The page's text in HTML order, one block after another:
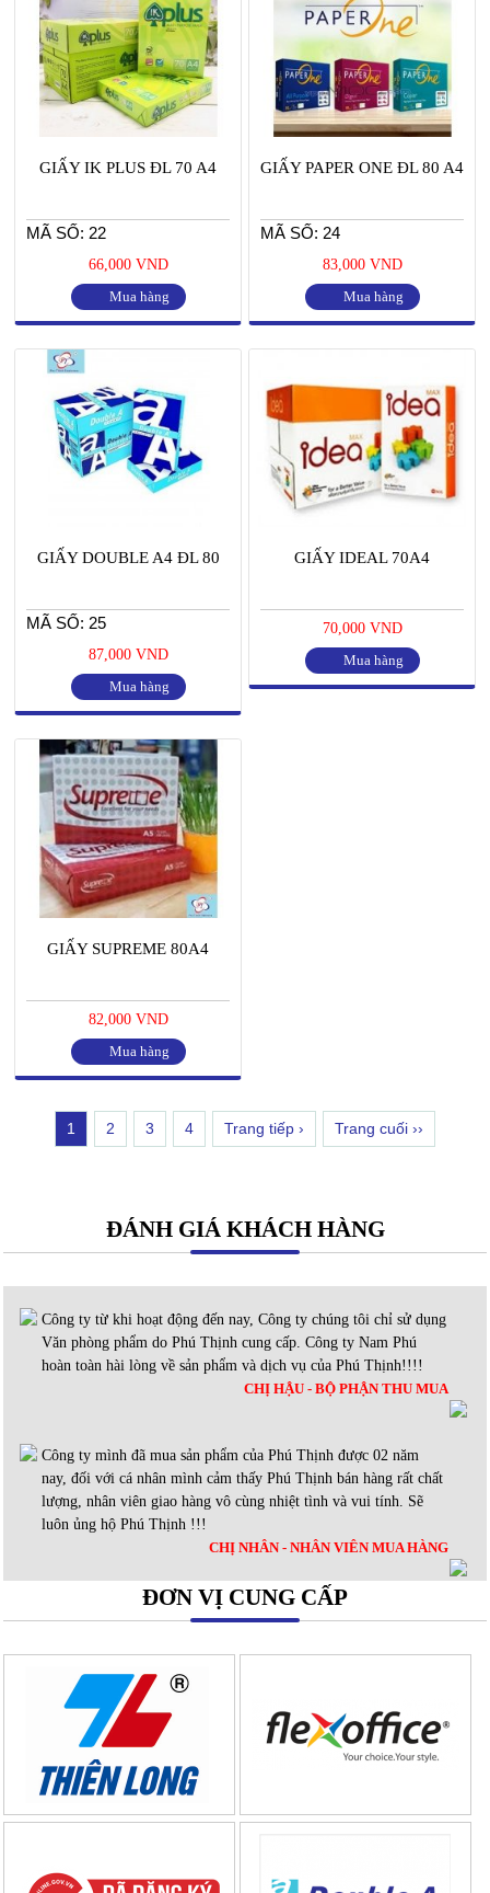
GIẤY IK PLUS ĐL 70 A4
MÃ SỐ: 22
66,000 VND
Mua hàng
GIẤY PAPER ONE ĐL 80 A4
MÃ SỐ: 24
83,000 VND
Mua hàng
GIẤY DOUBLE A4 ĐL 80
MÃ SỐ: 25
87,000 VND
Mua hàng
GIẤY IDEAL 70A4
70,000 VND
Mua hàng
GIẤY SUPREME 80A4
82,000 VND
Mua hàng
1 2 3 4 Trang tiếp › Trang cuối ››
ĐÁNH GIÁ KHÁCH HÀNG
Công ty từ khi hoạt động đến nay, Công ty chúng tôi chỉ sử dụng
Văn phòng phẩm do Phú Thịnh cung cấp. Công ty Nam Phú
hoàn toàn hài lòng về sản phẩm và dịch vụ của Phú Thịnh!!!!
CHỊ HẬU - BỘ PHẬN THU MUA
Công ty mình đã mua sản phẩm của Phú Thịnh được 02 năm
nay, đối với cá nhân mình cảm thấy Phú Thịnh bán hàng rất chất
lượng, nhân viên giao hàng vô cùng nhiệt tình và vui tính. Sẽ
luôn ủng hộ Phú Thịnh !!!
CHỊ NHÂN - NHÂN VIÊN MUA HÀNG
ĐƠN VỊ CUNG CẤP